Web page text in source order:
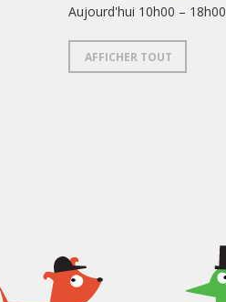
Aujourd'hui 10h00 – 18h00
AFFICHER TOUT